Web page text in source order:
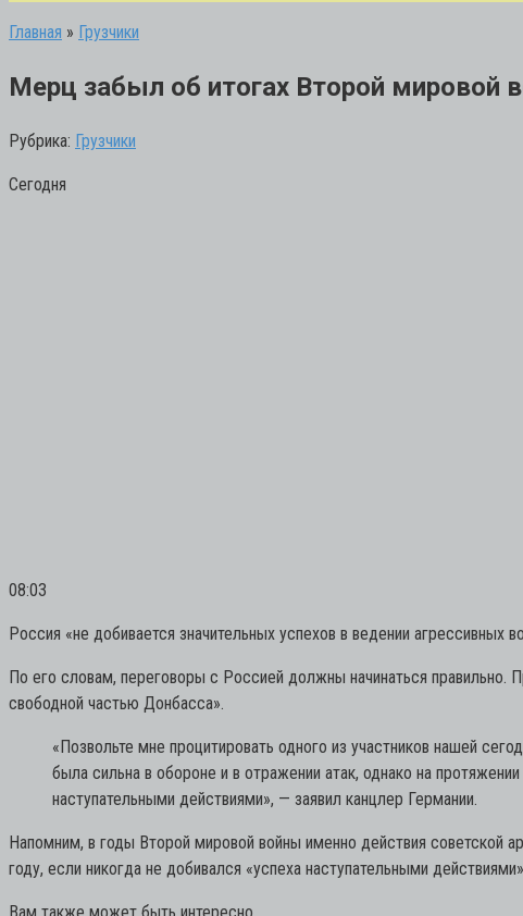
Главная » Грузчики
Мерц забыл об итогах Второй мировой
Рубрика: Грузчики
Сегодня
08:03
Россия «не добивается значительных успехов в ведении
По его словам, переговоры с Россией должны начинаться правильно.
свободной частью Донбасса».
«Позвольте мне процитировать одного из участников нашей
была сильна в обороне и в отражении атак, однако на
наступательными действиями», — заявил канцлер Германии.
Напомним, в годы Второй мировой войны именно действия советской
году, если никогда не добивался «успеха наступательными